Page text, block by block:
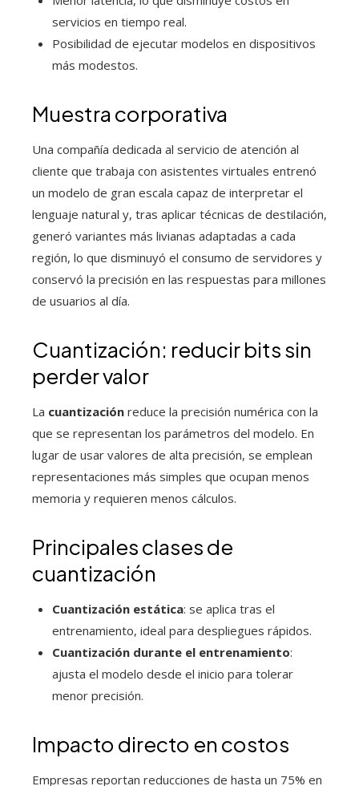
servicios en tiempo real.
Posibilidad de ejecutar modelos en dispositivos
más modestos.
Muestra corporativa
Una compañía dedicada al servicio de atención al
cliente que trabaja con asistentes virtuales entrenó
un modelo de gran escala capaz de interpretar el
lenguaje natural y, tras aplicar técnicas de destilación,
generó variantes más livianas adaptadas a cada
región, lo que disminuyó el consumo de servidores y
conservó la precisión en las respuestas para millones
de usuarios al día.
Cuantización: reducir bits sin
perder valor
La cuantización reduce la precisión numérica con la
que se representan los parámetros del modelo. En
lugar de usar valores de alta precisión, se emplean
representaciones más simples que ocupan menos
memoria y requieren menos cálculos.
Principales clases de
cuantización
Cuantización estática: se aplica tras el
entrenamiento, ideal para despliegues rápidos.
Cuantización durante el entrenamiento:
ajusta el modelo desde el inicio para tolerar
menor precisión.
Impacto directo en costos
Empresas reportan reducciones de hasta un 75% en